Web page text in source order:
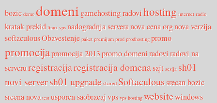
bozic demo domeni gamehosting radovihosting internet radio
kratak prekid linux vps nadogradnja serveranova cena orgnova verzija
softaculousObavestenje paket premijum prod prodhosting promo
promocijapromocija 2013promo domeniradoviradovi na
serveruregistracijaregistracija domenasajt sesija sh01
novi serversh01 upgrade shared Softaculoussrecan bozic
srecna nova test usporen saobracajvps vps hosting websitewindows